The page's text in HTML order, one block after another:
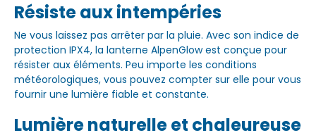
Résiste aux intempéries
Ne vous laissez pas arrêter par la pluie. Avec son indice de
protection IPX4, la lanterne AlpenGlow est conçue pour
résister aux éléments. Peu importe les conditions
météorologiques, vous pouvez compter sur elle pour vous
fournir une lumière fiable et constante.
Lumière naturelle et chaleureuse